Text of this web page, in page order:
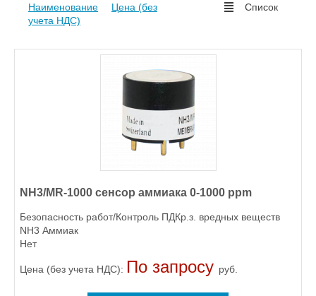
Наименование
Цена (без
учета НДС)
Список
NH3/MR-1000 сенсор аммиака 0-1000 ppm
Безопасность работ/Контроль ПДКр.з. вредных веществ
NH3 Аммиак
Нет
Цена (без учета НДС): По запросу руб.